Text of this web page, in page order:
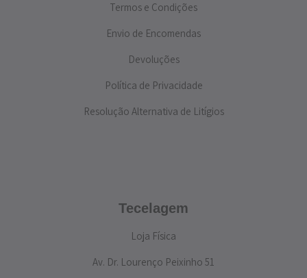
Termos e Condições
Envio de Encomendas
Devoluções
Política de Privacidade
Resolução Alternativa de Litígios
Tecelagem
Loja Física
Av. Dr. Lourenço Peixinho 51